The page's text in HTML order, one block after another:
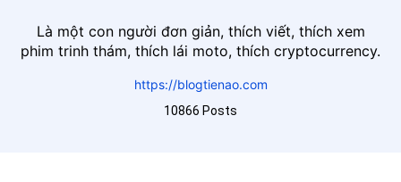
Là một con người đơn giản, thích viết, thích xem
phim trinh thám, thích lái moto, thích cryptocurrency.
https://blogtienao.com
10866 Posts